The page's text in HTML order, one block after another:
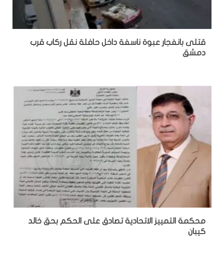
قتلى بانفجار عبوة ناسفة داخل حافلة نقل ركاب قرب
دمشق
محكمة التمييز الاتحادية تصادق على الحكم بحق خالد
كيبان